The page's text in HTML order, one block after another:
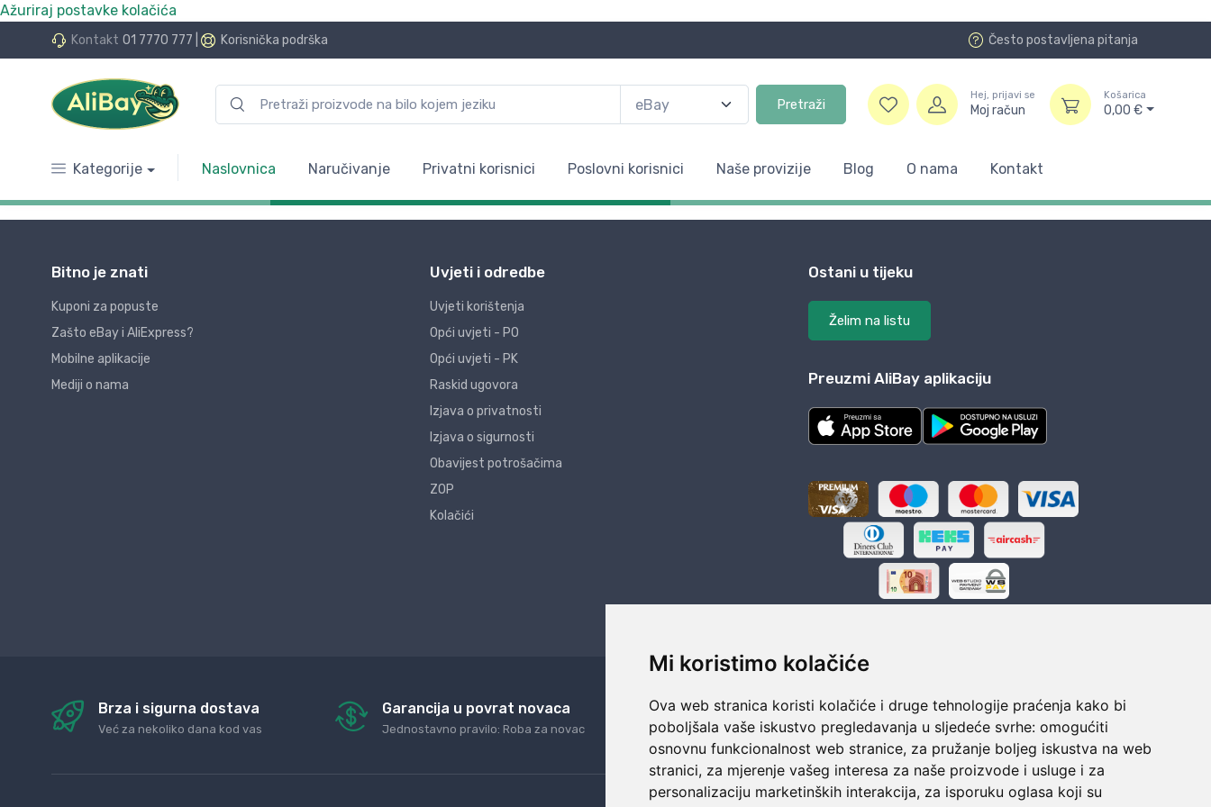
Mi koristimo kolačiće
Ova web stranica koristi kolačiće i druge tehnologije praćenja kako bi
poboljšala vaše iskustvo pregledavanja u sljedeće svrhe: omogućiti
osnovnu funkcionalnost web stranice, za pružanje boljeg iskustva na web
stranici, za mjerenje vašeg interesa za naše proizvode i usluge i za
personalizaciju marketinških interakcija, za isporuku oglasa koji su
Ažuriraj postavke kolačića
Kontakt 01 7770 777 Korisnička podrška Često postavljena pitanja
Pretraži
Hej, prijavi se
Moj račun
Košarica
0,00 €
Kategorije Naslovnica Naručivanje Privatni korisnici Poslovni korisnici Naše provizije Blog O nama Kontakt
Bitno je znati
Kuponi za popuste
Zašto eBay i AliExpress?
Mobilne aplikacije
Mediji o nama
Uvjeti i odredbe
Uvjeti korištenja
Opći uvjeti - PO
Opći uvjeti - PK
Raskid ugovora
Izjava o privatnosti
Izjava o sigurnosti
Obavijest potrošačima
ZOP
Kolačići
Ostani u tijeku
Želim na listu
Preuzmi AliBay aplikaciju
Brza i sigurna dostava
Već za nekoliko dana kod vas
Garancija u povrat novaca
Jednostavno pravilo: Roba za novac
24/7 odlična podrška
Naši agenti uvijek na raspolaganju
Sigurno obročno plaćanje
Do 24 rata bez kamata